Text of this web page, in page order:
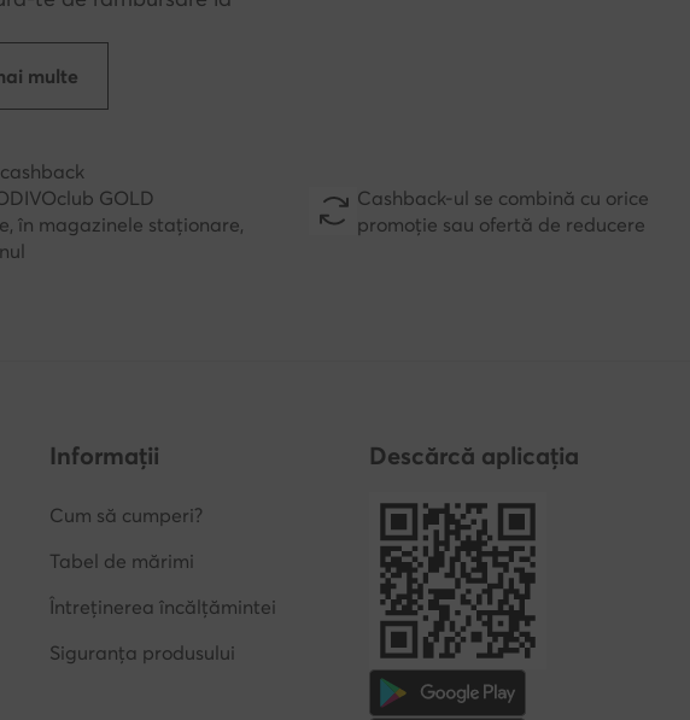
multe
GOLD
în magazinele staționare,
Cashback-ul se combină cu orice
promoție sau ofertă de reducere
Informații
Cum să cumperi?
Tabel de mărimi
Întreținerea încălțămintei
Siguranța produsului
Descărcă aplicația